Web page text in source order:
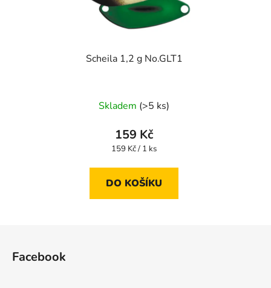
Scheila 1,2 g No.GLT1
Skladem (>5 ks)
159 Kč
Měrná
159 Kč / 1 ks
DO KOŠÍKU
Facebook